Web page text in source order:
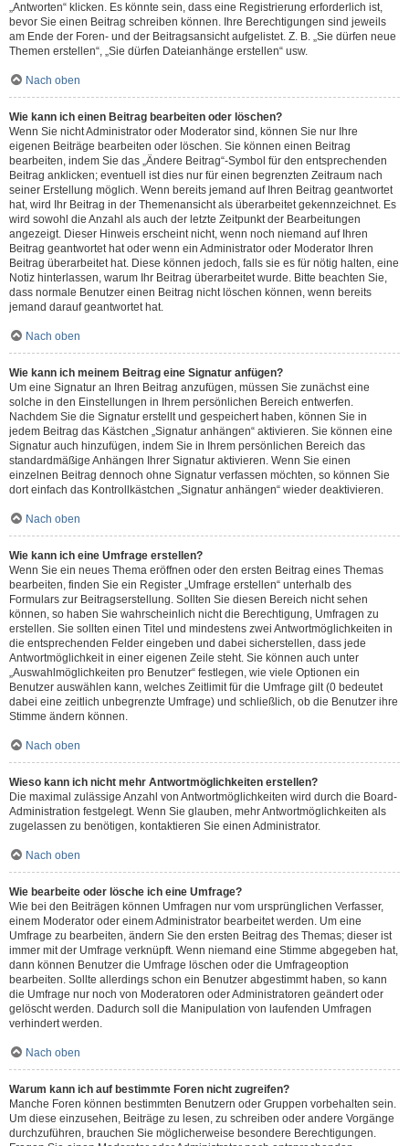
„Antworten“ klicken. Es könnte sein, dass eine Registrierung erforderlich ist,
bevor Sie einen Beitrag schreiben können. Ihre Berechtigungen sind jeweils
am Ende der Foren- und der Beitragsansicht aufgelistet. Z. B. „Sie dürfen neue
Themen erstellen“, „Sie dürfen Dateianhänge erstellen“ usw.
Nach oben
Wie kann ich einen Beitrag bearbeiten oder löschen?
Wenn Sie nicht Administrator oder Moderator sind, können Sie nur Ihre
eigenen Beiträge bearbeiten oder löschen. Sie können einen Beitrag
bearbeiten, indem Sie das „Ändere Beitrag“-Symbol für den entsprechenden
Beitrag anklicken; eventuell ist dies nur für einen begrenzten Zeitraum nach
seiner Erstellung möglich. Wenn bereits jemand auf Ihren Beitrag geantwortet
hat, wird Ihr Beitrag in der Themenansicht als überarbeitet gekennzeichnet. Es
wird sowohl die Anzahl als auch der letzte Zeitpunkt der Bearbeitungen
angezeigt. Dieser Hinweis erscheint nicht, wenn noch niemand auf Ihren
Beitrag geantwortet hat oder wenn ein Administrator oder Moderator Ihren
Beitrag überarbeitet hat. Diese können jedoch, falls sie es für nötig halten, eine
Notiz hinterlassen, warum Ihr Beitrag überarbeitet wurde. Bitte beachten Sie,
dass normale Benutzer einen Beitrag nicht löschen können, wenn bereits
jemand darauf geantwortet hat.
Nach oben
Wie kann ich meinem Beitrag eine Signatur anfügen?
Um eine Signatur an Ihren Beitrag anzufügen, müssen Sie zunächst eine
solche in den Einstellungen in Ihrem persönlichen Bereich entwerfen.
Nachdem Sie die Signatur erstellt und gespeichert haben, können Sie in
jedem Beitrag das Kästchen „Signatur anhängen“ aktivieren. Sie können eine
Signatur auch hinzufügen, indem Sie in Ihrem persönlichen Bereich das
standardmäßige Anhängen Ihrer Signatur aktivieren. Wenn Sie einen
einzelnen Beitrag dennoch ohne Signatur verfassen möchten, so können Sie
dort einfach das Kontrollkästchen „Signatur anhängen“ wieder deaktivieren.
Nach oben
Wie kann ich eine Umfrage erstellen?
Wenn Sie ein neues Thema eröffnen oder den ersten Beitrag eines Themas
bearbeiten, finden Sie ein Register „Umfrage erstellen“ unterhalb des
Formulars zur Beitragserstellung. Sollten Sie diesen Bereich nicht sehen
können, so haben Sie wahrscheinlich nicht die Berechtigung, Umfragen zu
erstellen. Sie sollten einen Titel und mindestens zwei Antwortmöglichkeiten in
die entsprechenden Felder eingeben und dabei sicherstellen, dass jede
Antwortmöglichkeit in einer eigenen Zeile steht. Sie können auch unter
„Auswahlmöglichkeiten pro Benutzer“ festlegen, wie viele Optionen ein
Benutzer auswählen kann, welches Zeitlimit für die Umfrage gilt (0 bedeutet
dabei eine zeitlich unbegrenzte Umfrage) und schließlich, ob die Benutzer ihre
Stimme ändern können.
Nach oben
Wieso kann ich nicht mehr Antwortmöglichkeiten erstellen?
Die maximal zulässige Anzahl von Antwortmöglichkeiten wird durch die Board-
Administration festgelegt. Wenn Sie glauben, mehr Antwortmöglichkeiten als
zugelassen zu benötigen, kontaktieren Sie einen Administrator.
Nach oben
Wie bearbeite oder lösche ich eine Umfrage?
Wie bei den Beiträgen können Umfragen nur vom ursprünglichen Verfasser,
einem Moderator oder einem Administrator bearbeitet werden. Um eine
Umfrage zu bearbeiten, ändern Sie den ersten Beitrag des Themas; dieser ist
immer mit der Umfrage verknüpft. Wenn niemand eine Stimme abgegeben hat,
dann können Benutzer die Umfrage löschen oder die Umfrageoption
bearbeiten. Sollte allerdings schon ein Benutzer abgestimmt haben, so kann
die Umfrage nur noch von Moderatoren oder Administratoren geändert oder
gelöscht werden. Dadurch soll die Manipulation von laufenden Umfragen
verhindert werden.
Nach oben
Warum kann ich auf bestimmte Foren nicht zugreifen?
Manche Foren können bestimmten Benutzern oder Gruppen vorbehalten sein.
Um diese einzusehen, Beiträge zu lesen, zu schreiben oder andere Vorgänge
durchzuführen, brauchen Sie möglicherweise besondere Berechtigungen.